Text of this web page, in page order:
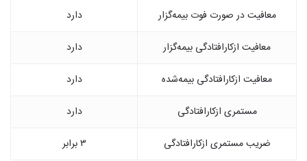
معافیت در صورت فوت بیمه‌گزار
دارد
معافیت ازکارافتادگی بیمه‌گزار
دارد
معافیت ازکارافتادگی بیمه‌شده
دارد
مستمری ازکارافتادگی
دارد
ضریب مستمری ازکارافتادگی
۳ برابر